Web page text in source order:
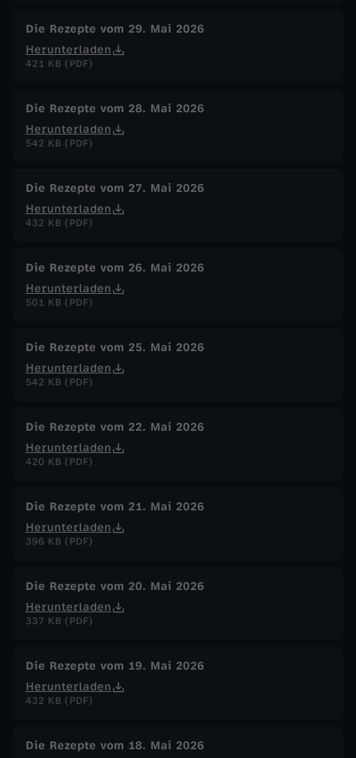
Die Rezepte vom 29. Mai 2026
Herunterladen
421 KB (PDF)
Die Rezepte vom 28. Mai 2026
Herunterladen
542 KB (PDF)
Die Rezepte vom 27. Mai 2026
Herunterladen
432 KB (PDF)
Die Rezepte vom 26. Mai 2026
Herunterladen
501 KB (PDF)
Die Rezepte vom 25. Mai 2026
Herunterladen
542 KB (PDF)
Die Rezepte vom 22. Mai 2026
Herunterladen
420 KB (PDF)
Die Rezepte vom 21. Mai 2026
Herunterladen
396 KB (PDF)
Die Rezepte vom 20. Mai 2026
Herunterladen
337 KB (PDF)
Die Rezepte vom 19. Mai 2026
Herunterladen
432 KB (PDF)
Die Rezepte vom 18. Mai 2026